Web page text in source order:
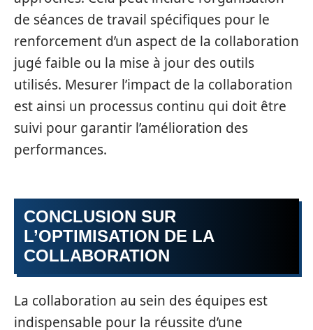
de séances de travail spécifiques pour le
renforcement d’un aspect de la collaboration
jugé faible ou la mise à jour des outils
utilisés. Mesurer l’impact de la collaboration
est ainsi un processus continu qui doit être
suivi pour garantir l’amélioration des
performances.
CONCLUSION SUR
L’OPTIMISATION DE LA
COLLABORATION
La collaboration au sein des équipes est
indispensable pour la réussite d’une